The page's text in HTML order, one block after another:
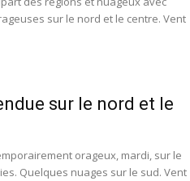
sur le nord et le centre. Vent
sur le nord et le
orageux, mardi, sur le
Quelques nuages sur le sud. Vent